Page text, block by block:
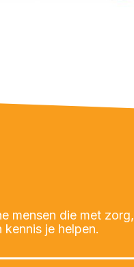
mensen die met zorg,
kennis je helpen.